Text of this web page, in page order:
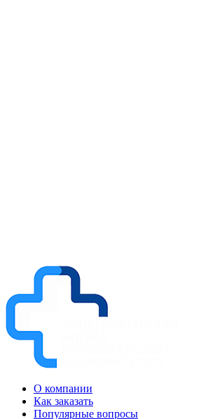
О компании
Как заказать
Популярные вопросы